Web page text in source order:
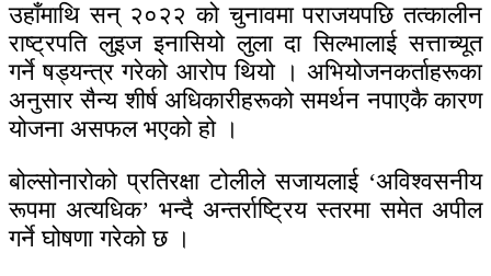
उहाँमाथि सन् २०२२ को चुनावमा पराजयपछि तत्कालीन
राष्ट्रपति लुइज इनासियो लुला दा सिल्भालाई सत्ताच्यूत
गर्ने षड्यन्त्र गरेको आरोप थियो । अभियोजनकर्ताहरूका
अनुसार सैन्य शीर्ष अधिकारीहरूको समर्थन नपाएकै कारण
योजना असफल भएको हो ।
बोल्सोनारोको प्रतिरक्षा टोलीले सजायलाई ‘अविश्वसनीय
रूपमा अत्यधिक’ भन्दै अन्तर्राष्ट्रिय स्तरमा समेत अपील
गर्ने घोषणा गरेको छ ।